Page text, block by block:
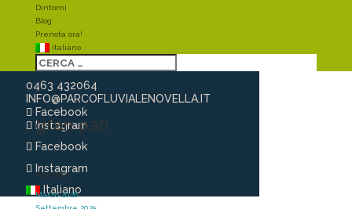
0463 432064
INFO@PARCOFLUVIALENOVELLA.IT
Facebook
Instagram
Facebook
Instagram
Italiano
Dintorni
Blog
Prenota ora!
Italiano
gran pan
Archivi
Marzo 2026